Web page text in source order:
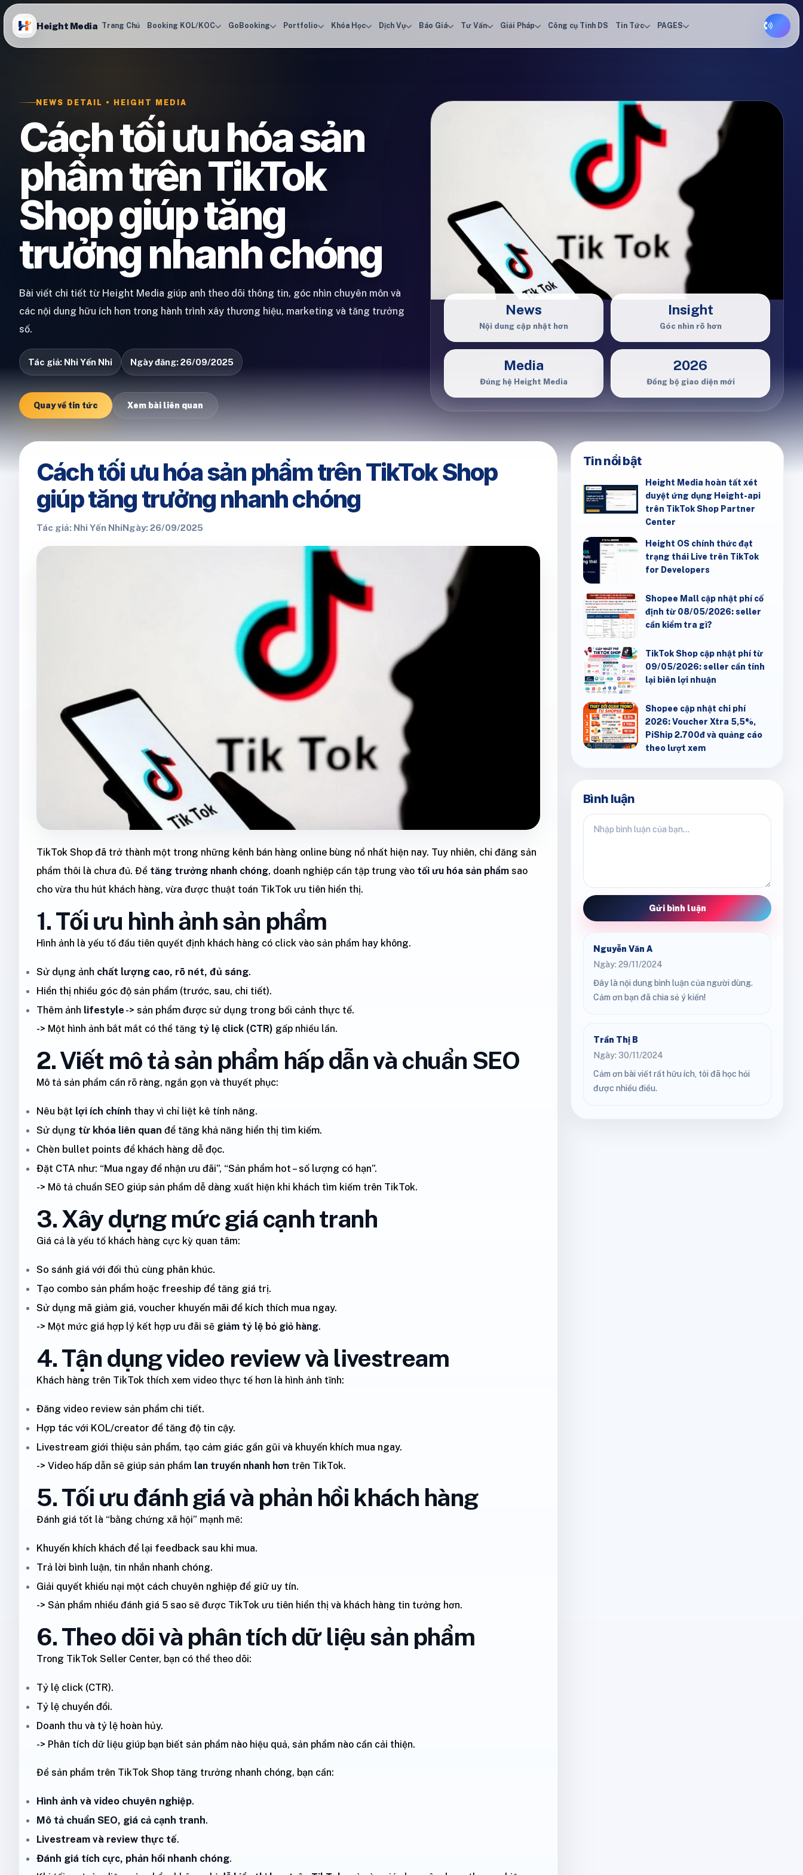
Height Media Trang Chủ Booking KOL/KOC GoBooking Portfolio Khóa Học Dịch Vụ Báo Giá Tư Vấn Giải Pháp Công cụ Tính DS Tin Tức PAGES
NEWS DETAIL • HEIGHT MEDIA
Cách tối ưu hóa sản
phẩm trên TikTok
Shop giúp tăng
trưởng nhanh chóng
Bài viết chi tiết từ Height Media giúp anh theo dõi thông tin, góc nhìn chuyên môn và
các nội dung hữu ích hơn trong hành trình xây thương hiệu, marketing và tăng trưởng
số.
Tác giả: Nhi Yến Nhi Ngày đăng: 26/09/2025
Quay về tin tức Xem bài liên quan
News
Nội dung cập nhật hơn
Insight
Góc nhìn rõ hơn
Media
Đúng hệ Height Media
2026
Đồng bộ giao diện mới
Cách tối ưu hóa sản phẩm trên TikTok Shop
giúp tăng trưởng nhanh chóng
Tác giả: Nhi Yến NhiNgày: 26/09/2025
TikTok Shop đã trở thành một trong những kênh bán hàng online bùng nổ nhất hiện nay. Tuy nhiên, chỉ đăng sản
phẩm thôi là chưa đủ. Để tăng trưởng nhanh chóng, doanh nghiệp cần tập trung vào tối ưu hóa sản phẩm sao
cho vừa thu hút khách hàng, vừa được thuật toán TikTok ưu tiên hiển thị.
1. Tối ưu hình ảnh sản phẩm
Hình ảnh là yếu tố đầu tiên quyết định khách hàng có click vào sản phẩm hay không.
Sử dụng ảnh chất lượng cao, rõ nét, đủ sáng.
Hiển thị nhiều góc độ sản phẩm (trước, sau, chi tiết).
Thêm ảnh lifestyle -> sản phẩm được sử dụng trong bối cảnh thực tế.
-> Một hình ảnh bắt mắt có thể tăng tỷ lệ click (CTR) gấp nhiều lần.
2. Viết mô tả sản phẩm hấp dẫn và chuẩn SEO
Mô tả sản phẩm cần rõ ràng, ngắn gọn và thuyết phục:
Nêu bật lợi ích chính thay vì chỉ liệt kê tính năng.
Sử dụng từ khóa liên quan để tăng khả năng hiển thị tìm kiếm.
Chèn bullet points để khách hàng dễ đọc.
Đặt CTA như: “Mua ngay để nhận ưu đãi”, “Sản phẩm hot – số lượng có hạn”.
-> Mô tả chuẩn SEO giúp sản phẩm dễ dàng xuất hiện khi khách tìm kiếm trên TikTok.
3. Xây dựng mức giá cạnh tranh
Giá cả là yếu tố khách hàng cực kỳ quan tâm:
So sánh giá với đối thủ cùng phân khúc.
Tạo combo sản phẩm hoặc freeship để tăng giá trị.
Sử dụng mã giảm giá, voucher khuyến mãi để kích thích mua ngay.
-> Một mức giá hợp lý kết hợp ưu đãi sẽ giảm tỷ lệ bỏ giỏ hàng.
4. Tận dụng video review và livestream
Khách hàng trên TikTok thích xem video thực tế hơn là hình ảnh tĩnh:
Đăng video review sản phẩm chi tiết.
Hợp tác với KOL/creator để tăng độ tin cậy.
Livestream giới thiệu sản phẩm, tạo cảm giác gần gũi và khuyến khích mua ngay.
-> Video hấp dẫn sẽ giúp sản phẩm lan truyền nhanh hơn trên TikTok.
5. Tối ưu đánh giá và phản hồi khách hàng
Đánh giá tốt là “bằng chứng xã hội” mạnh mẽ:
Khuyến khích khách để lại feedback sau khi mua.
Trả lời bình luận, tin nhắn nhanh chóng.
Giải quyết khiếu nại một cách chuyên nghiệp để giữ uy tín.
-> Sản phẩm nhiều đánh giá 5 sao sẽ được TikTok ưu tiên hiển thị và khách hàng tin tưởng hơn.
6. Theo dõi và phân tích dữ liệu sản phẩm
Trong TikTok Seller Center, bạn có thể theo dõi:
Tỷ lệ click (CTR).
Tỷ lệ chuyển đổi.
Doanh thu và tỷ lệ hoàn hủy.
-> Phân tích dữ liệu giúp bạn biết sản phẩm nào hiệu quả, sản phẩm nào cần cải thiện.
Để sản phẩm trên TikTok Shop tăng trưởng nhanh chóng, bạn cần:
Hình ảnh và video chuyên nghiệp.
Mô tả chuẩn SEO, giá cả cạnh tranh.
Livestream và review thực tế.
Đánh giá tích cực, phản hồi nhanh chóng.
Tin nổi bật
Height Media hoàn tất xét
duyệt ứng dụng Height-api
trên TikTok Shop Partner
Center
Height OS chính thức đạt
trạng thái Live trên TikTok
for Developers
Shopee Mall cập nhật phí cố
định từ 08/05/2026: seller
cần kiểm tra gì?
TikTok Shop cập nhật phí từ
09/05/2026: seller cần tính
lại biên lợi nhuận
Shopee cập nhật chi phí
2026: Voucher Xtra 5,5%,
PiShip 2.700đ và quảng cáo
theo lượt xem
Bình luận
Gửi bình luận
Nguyễn Văn A
Ngày: 29/11/2024
Đây là nội dung bình luận của người dùng.
Cảm ơn bạn đã chia sẻ ý kiến!
Trần Thị B
Ngày: 30/11/2024
Cảm ơn bài viết rất hữu ích, tôi đã học hỏi
được nhiều điều.